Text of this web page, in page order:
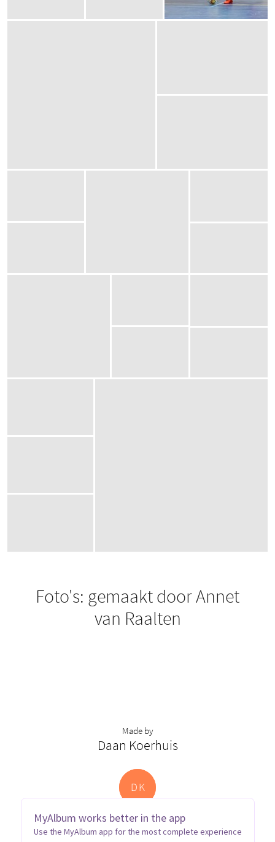
MyAlbum works better in the app
Use the MyAlbum app for the most complete experience
Foto's: gemaakt door Annet
van Raalten
Made by
Daan Koerhuis
DK